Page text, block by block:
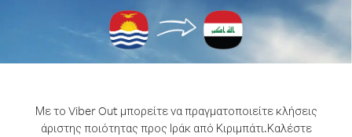
Με το Viber Out μπορείτε να πραγματοποιείτε κλήσεις
άριστης ποιότητας προς Ιράκ από Κιριμπάτι.Καλέστε